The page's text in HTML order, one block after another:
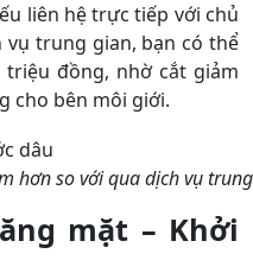
liên hệ trực tiếp với chủ
trung gian, bạn có thể
đồng, nhờ cắt giảm
cho bên môi giới.
hơn so với qua dịch vụ
mặt – Khởi